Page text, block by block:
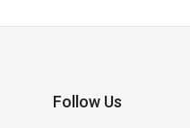
Follow Us